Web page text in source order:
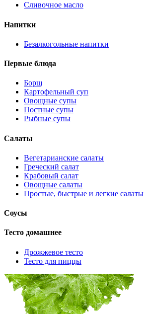
Сливочное масло
Напитки
Безалкогольные напитки
Первые блюда
Борщ
Картофельный суп
Овощные супы
Постные супы
Рыбные супы
Салаты
Вегетарианские салаты
Греческий салат
Крабовый салат
Овощные салаты
Простые, быстрые и легкие салаты
Соусы
Тесто домашнее
Дрожжевое тесто
Тесто для пиццы